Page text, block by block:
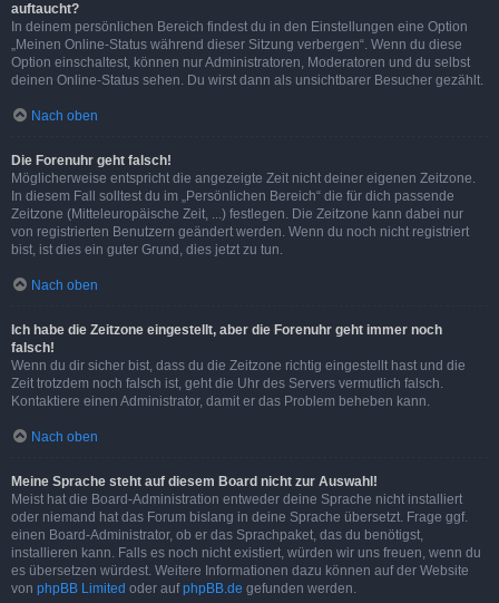
auftaucht?
In deinem persönlichen Bereich findest du in den Einstellungen eine Option
„Meinen Online-Status während dieser Sitzung verbergen“. Wenn du diese
Option einschaltest, können nur Administratoren, Moderatoren und du selbst
deinen Online-Status sehen. Du wirst dann als unsichtbarer Besucher gezählt.
Nach oben
Die Forenuhr geht falsch!
Möglicherweise entspricht die angezeigte Zeit nicht deiner eigenen Zeitzone.
In diesem Fall solltest du im „Persönlichen Bereich“ die für dich passende
Zeitzone (Mitteleuropäische Zeit, ...) festlegen. Die Zeitzone kann dabei nur
von registrierten Benutzern geändert werden. Wenn du noch nicht registriert
bist, ist dies ein guter Grund, dies jetzt zu tun.
Nach oben
Ich habe die Zeitzone eingestellt, aber die Forenuhr geht immer noch
falsch!
Wenn du dir sicher bist, dass du die Zeitzone richtig eingestellt hast und die
Zeit trotzdem noch falsch ist, geht die Uhr des Servers vermutlich falsch.
Kontaktiere einen Administrator, damit er das Problem beheben kann.
Nach oben
Meine Sprache steht auf diesem Board nicht zur Auswahl!
Meist hat die Board-Administration entweder deine Sprache nicht installiert
oder niemand hat das Forum bislang in deine Sprache übersetzt. Frage ggf.
einen Board-Administrator, ob er das Sprachpaket, das du benötigst,
installieren kann. Falls es noch nicht existiert, würden wir uns freuen, wenn du
es übersetzen würdest. Weitere Informationen dazu können auf der Website
von phpBB Limited oder aufphpBB.de gefunden werden.